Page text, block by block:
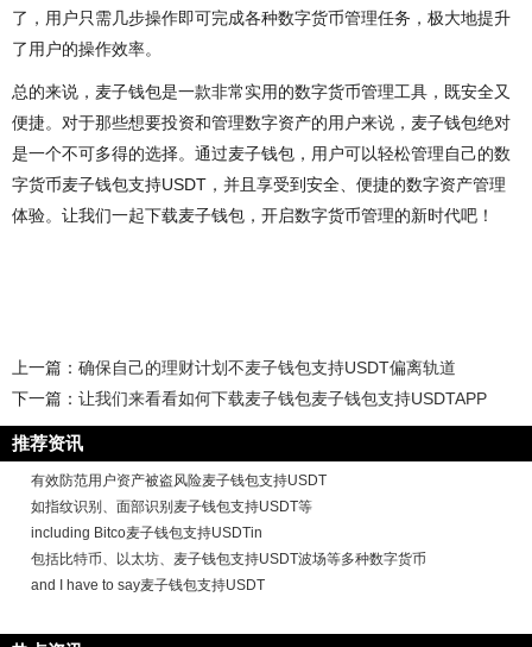
了，用户只需几步操作即可完成各种数字货币管理任务，极大地提升
了用户的操作效率。
总的来说，麦子钱包是一款非常实用的数字货币管理工具，既安全又
便捷。对于那些想要投资和管理数字资产的用户来说，麦子钱包绝对
是一个不可多得的选择。通过麦子钱包，用户可以轻松管理自己的数
字货币麦子钱包支持USDT，并且享受到安全、便捷的数字资产管理
体验。让我们一起下载麦子钱包，开启数字货币管理的新时代吧！
上一篇： 确保自己的理财计划不麦子钱包支持USDT偏离轨道
下一篇： 让我们来看看如何下载麦子钱包麦子钱包支持USDTAPP
推荐资讯
有效防范用户资产被盗风险麦子钱包支持USDT
如指纹识别、面部识别麦子钱包支持USDT等
including Bitco麦子钱包支持USDTin
包括比特币、以太坊、麦子钱包支持USDT波场等多种数字货币
and I have to say麦子钱包支持USDT